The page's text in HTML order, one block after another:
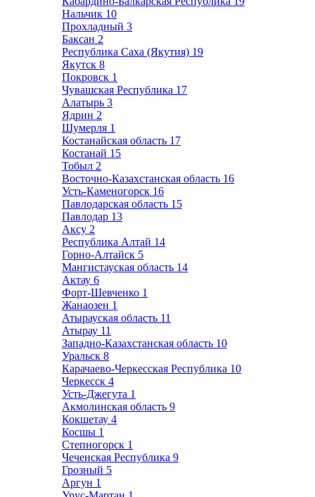
Нальчик 10
Прохладный 3
Баксан 2
Республика Саха (Якутия) 19
Якутск 8
Покровск 1
Чувашская Республика 17
Алатырь 3
Ядрин 2
Шумерля 1
Костанайская область 17
Костанай 15
Тобыл 2
Восточно-Казахстанская область 16
Усть-Каменогорск 16
Павлодарская область 15
Павлодар 13
Аксу 2
Республика Алтай 14
Горно-Алтайск 5
Мангистауская область 14
Актау 6
Форт-Шевченко 1
Жанаозен 1
Атырауская область 11
Атырау 11
Западно-Казахстанская область 10
Уральск 8
Карачаево-Черкесская Республика 10
Черкесск 4
Усть-Джегута 1
Акмолинская область 9
Кокшетау 4
Косшы 1
Степногорск 1
Чеченская Республика 9
Грозный 5
Аргун 1